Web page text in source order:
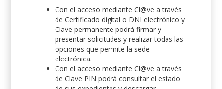
Con el acceso mediante Cl@ve a través
de Certificado digital o DNI electrónico y
Clave permanente podrá firmar y
presentar solicitudes y realizar todas las
opciones que permite la sede
electrónica.
Con el acceso mediante Cl@ve a través
de Clave PIN podrá consultar el estado